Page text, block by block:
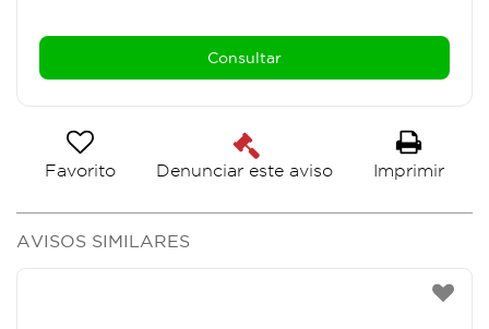
Favorito Denunciar este aviso Imprimir
AVISOS SIMILARES